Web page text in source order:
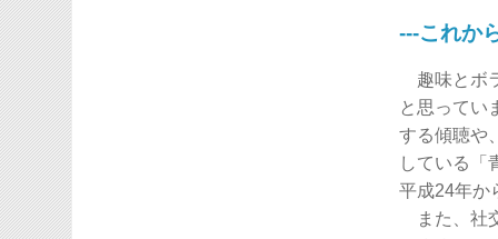
---これか
趣味とボ
と思ってい
する傾聴や
している「
平成24年か
また、社